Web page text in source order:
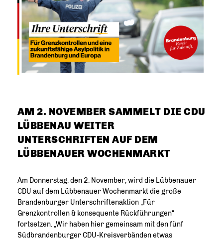
AM 2. NOVEMBER SAMMELT DIE CDU
LÜBBENAU WEITER
UNTERSCHRIFTEN AUF DEM
LÜBBENAUER WOCHENMARKT
Am Donnerstag, den 2. November, wird die Lübbenauer
CDU auf dem Lübbenauer Wochenmarkt die große
Brandenburger Unterschriftenaktion „Für
Grenzkontrollen & konsequente Rückführungen“
fortsetzen. „Wir haben hier gemeinsam mit den fünf
Südbrandenburger CDU-Kreisverbänden etwas